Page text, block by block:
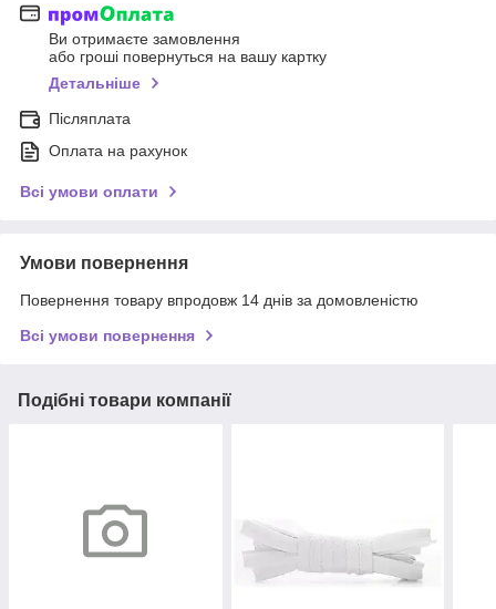
Ви отримаєте замовлення
або гроші повернуться на вашу картку
Детальніше
Післяплата
Оплата на рахунок
Всі умови оплати
Умови повернення
Повернення товару впродовж 14 днів за домовленістю
Всі умови повернення
Подібні товари компанії